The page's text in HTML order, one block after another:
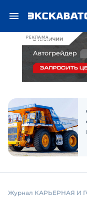
РЕКЛАМА
Журнал КАРЬЕРНАЯ И